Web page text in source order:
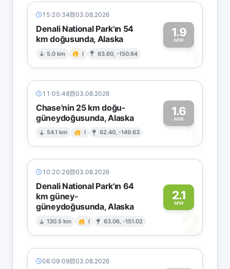
15:20:34 03.08.2026
Denali National Park'ın 54
km doğusunda, Alaska
5.0 km I 63.60, -150.64
1.9
MW1
11:05:48 03.08.2026
Chase'nin 25 km doğu-
güneydoğusunda, Alaska
54.1 km I 62.40, -149.63
1.6
MW1
10:20:26 03.08.2026
Denali National Park'ın 64
km güney-
güneydoğusunda, Alaska
130.5 km I 63.06, -151.02
2.1
MW
2
06:09:09 03.08.2026